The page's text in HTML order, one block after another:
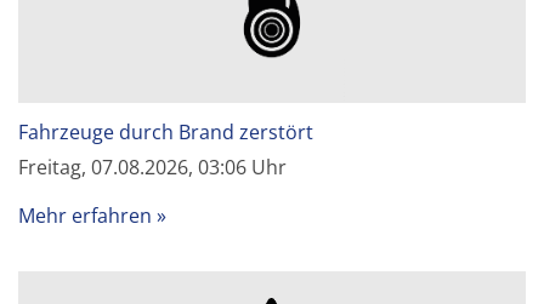
Fahrzeuge durch Brand zerstört
Freitag, 07.08.2026, 03:06 Uhr
Mehr erfahren